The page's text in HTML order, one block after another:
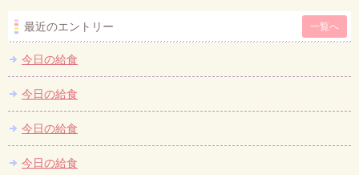
最近のエントリー 一覧へ
今日の給食
今日の給食
今日の給食
今日の給食